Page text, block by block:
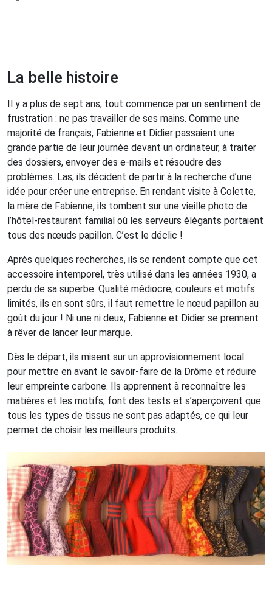
La belle histoire
Il y a plus de sept ans, tout commence par un sentiment de
frustration : ne pas travailler de ses mains. Comme une
majorité de français, Fabienne et Didier passaient une
grande partie de leur journée devant un ordinateur, à traiter
des dossiers, envoyer des e-mails et résoudre des
problèmes. Las, ils décident de partir à la recherche d’une
idée pour créer une entreprise. En rendant visite à Colette,
la mère de Fabienne, ils tombent sur une vieille photo de
l’hôtel-restaurant familial où les serveurs élégants portaient
tous des nœuds papillon. C’est le déclic !
Après quelques recherches, ils se rendent compte que cet
accessoire intemporel, très utilisé dans les années 1930, a
perdu de sa superbe. Qualité médiocre, couleurs et motifs
limités, ils en sont sûrs, il faut remettre le nœud papillon au
goût du jour ! Ni une ni deux, Fabienne et Didier se prennent
à rêver de lancer leur marque.
Dès le départ, ils misent sur un approvisionnement local
pour mettre en avant le savoir-faire de la Drôme et réduire
leur empreinte carbone. Ils apprennent à reconnaître les
matières et les motifs, font des tests et s’aperçoivent que
tous les types de tissus ne sont pas adaptés, ce qui leur
permet de choisir les meilleurs produits.